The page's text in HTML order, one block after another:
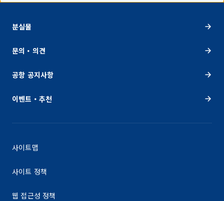
분실물
문의・의견
공항 공지사항
이벤트・추천
사이트맵
사이트 정책
웹 접근성 정책